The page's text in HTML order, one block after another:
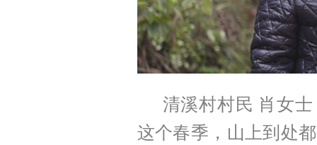
清溪村村民 肖女
这个春季，山上到处